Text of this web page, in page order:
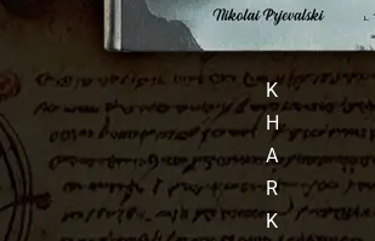
K
H
A
R
K